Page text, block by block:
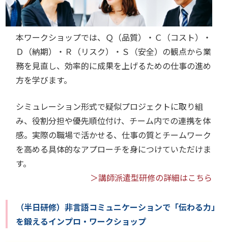
本ワークショップでは、Ｑ（品質）・Ｃ（コスト）・
Ｄ（納期）・Ｒ（リスク）・Ｓ（安全）の観点から業
務を見直し、効率的に成果を上げるための仕事の進め
方を学びます。
シミュレーション形式で疑似プロジェクトに取り組
み、役割分担や優先順位付け、チーム内での連携を体
感。実際の職場で活かせる、仕事の質とチームワーク
を高める具体的なアプローチを身につけていただけま
す。
＞講師派遣型研修の詳細はこちら
（半日研修）非言語コミュニケーションで「伝わる力」
を鍛えるインプロ・ワークショップ